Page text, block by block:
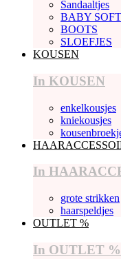
Sandaaltjes
BABY SOFT
BOOTS
SLOEFJES
KOUSEN
In KOUSEN
enkelkousjes
kniekousjes
In
grote strikken
haarspeldjes
OUTLET %
In OUTLET %